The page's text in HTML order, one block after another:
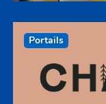
Portails